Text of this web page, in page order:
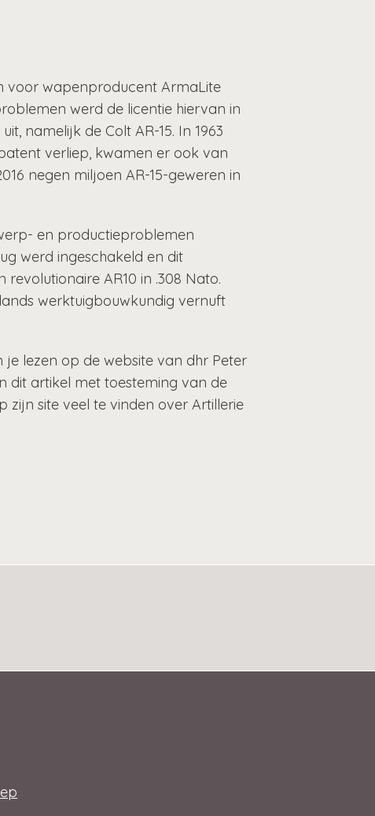
voor wapenproducent ArmaLite
werd de licentie hiervan in
namelijk de Colt AR-15. In 1963
verliep, kwamen er ook van
negen miljoen AR-15-geweren in
en productieproblemen
werd ingeschakeld en dit
AR10 in .308 Nato.
werktuigbouwkundig vernuft
lezen op de website van dhr Peter
dit artikel met toesteming van de
zijn site veel te vinden over Artillerie